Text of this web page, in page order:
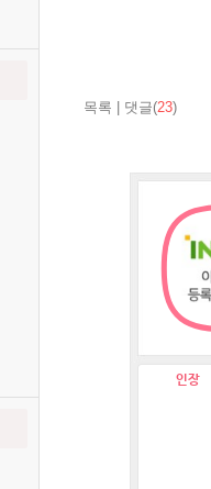
목록 댓글(23)
인장